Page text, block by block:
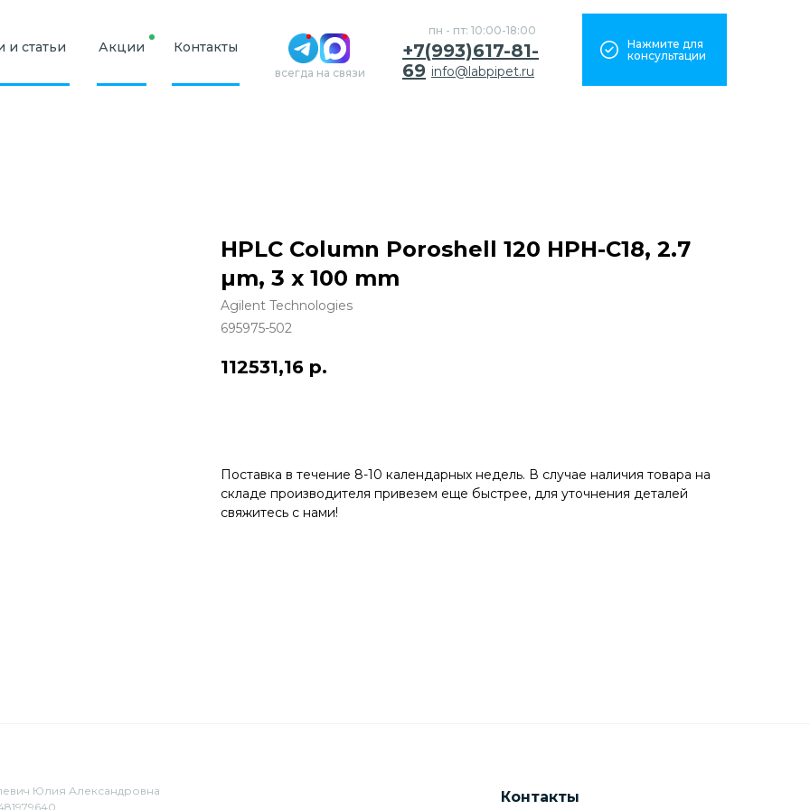
Нажмите для
консультации
пн - пт: 10:00-18:00
info@labpipet.ru
Контакты
и статьи
всегда на связи
+7(993)617-81-
69
Акции
HPLC Column Poroshell 120 HPH-C18, 2.7
µm, 3 x 100 mm
Agilent Technologies
695975-502
112531,16 р.
Поставка в течение 8-10 календарных недель. В случае наличия товара на
складе производителя привезем еще быстрее, для уточнения деталей
свяжитесь с нами!
Юлия Александровна
Контакты